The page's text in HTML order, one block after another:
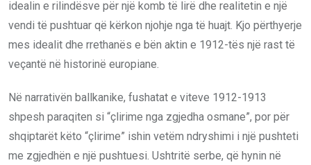
idealin e rilindësve për një komb të lirë dhe realitetin e një
vendi të pushtuar që kërkon njohje nga të huajt. Kjo përthyerje
mes idealit dhe rrethanës e bën aktin e 1912-tës një rast të
veçantë në historinë europiane.
Në narrativën ballkanike, fushatat e viteve 1912-1913
shpesh paraqiten si “çlirime nga zgjedha osmane”, por për
shqiptarët këto “çlirime” ishin vetëm ndryshimi i një pushteti
me zgjedhën e një pushtuesi. Ushtritë serbe, që hynin në